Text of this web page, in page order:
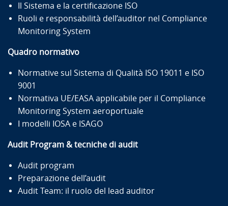
Il Sistema e la certificazione ISO
Ruoli e responsabilità dell’auditor nel Compliance
Monitoring System
Quadro normativo
Normative sul Sistema di Qualità ISO 19011 e ISO
9001
Normativa UE/EASA applicabile per il Compliance
Monitoring System aeroportuale
I modelli IOSA e ISAGO
Audit Program & tecniche di audit
Audit program
Preparazione dell’audit
Audit Team: il ruolo del lead auditor